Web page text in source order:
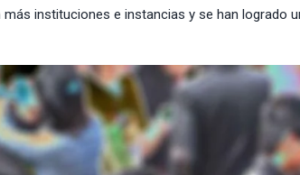
instituciones e instancias y se han logrado